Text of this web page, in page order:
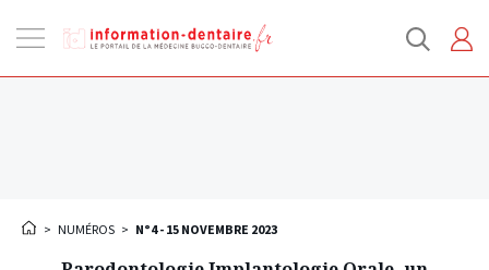
la
> NUMÉROS > N°4 - 15 NOVEMBRE 2023